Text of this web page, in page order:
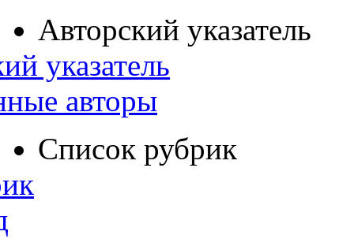
Авторский указатель
указатель
авторы
Список рубрик